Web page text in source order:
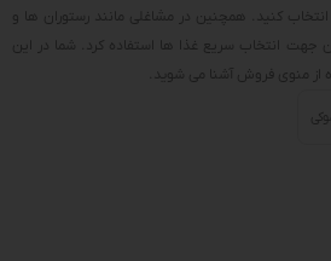
انتخاب کنید. همچنین در مشاغلی مانند رستوران ها و
جهت انتخاب سریع غذا ها استفاده کرد. شما در این
از منوی فروش آشنا می شوید.